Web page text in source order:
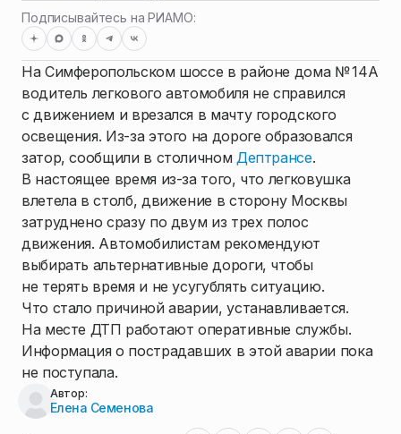
Подписывайтесь на РИАМО:
На Симферопольском шоссе в районе дома № 14А
водитель легкового автомобиля не справился
с движением и врезался в мачту городского
освещения. Из-за этого на дороге образовался
затор, сообщили в столичном Дептрансе.
В настоящее время из-за того, что легковушка
влетела в столб, движение в сторону Москвы
затруднено сразу по двум из трех полос
движения. Автомобилистам рекомендуют
выбирать альтернативные дороги, чтобы
не терять время и не усугублять ситуацию.
Что стало причиной аварии, устанавливается.
На месте ДТП работают оперативные службы.
Информация о пострадавших в этой аварии пока
не поступала.
Автор:
Елена Семенова